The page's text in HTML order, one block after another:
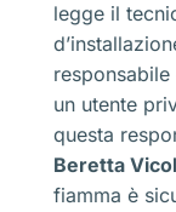
legge il
un utente
questa
Beretta
fiamma è